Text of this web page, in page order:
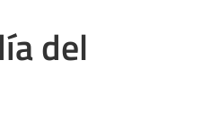
del